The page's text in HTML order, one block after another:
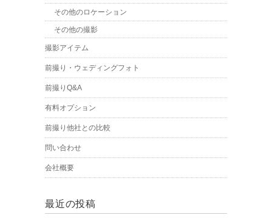
その他のロケーション
その他の撮影
撮影アイテム
前撮り・ウェディングフォト
前撮りQ&A
有料オプション
前撮り他社との比較
問い合わせ
会社概要
最近の投稿